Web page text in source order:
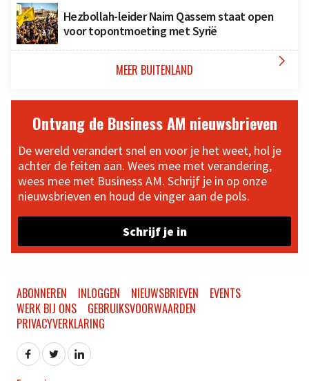
Hezbollah-leider Naim Qassem staat open
voor topontmoeting met Syrië
MEER BUITENLAND 
Ontvang de Business AM nieuwsbrieven
De wereld verandert snel en voor je het weet, hol je
achter de feiten aan. Wees mee met verandering,
wees mee met Business AM. Schrijf je in op onze
nieuwsbrieven en houd de vinger aan de pols.
Schrijf je in
ABONNEREN INLOGGEN NIEUWSBRIEVEN
EVENTS
WERK BIJ ONS
GEBRUIKSVOORWAARDEN
PRIVACYVERKLARING